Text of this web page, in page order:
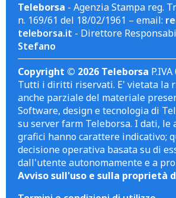
Teleborsa - Agenzia Stampa reg.
n. 169/61 del 18/02/1961 – email:
teleborsa.it - Direttore
Stefano
Copyright © 2026 Teleborsa
Tutti i diritti riservati. E' vietata la
anche parziale del materiale
Software, design e tecnologia di
su server farm Teleborsa. I dati, le
grafici hanno carattere indicativo;
decisione operativa basata su di
dall'utente autonomamente e a
Avviso sull'uso e sulla proprietà